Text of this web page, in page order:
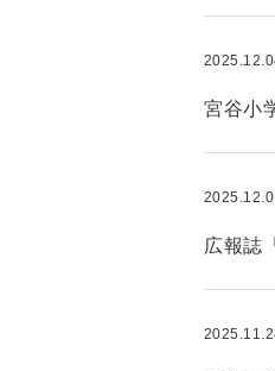
宮谷小
広報誌